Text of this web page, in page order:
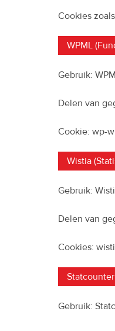
Cookies
WPML
Gebruik:
Delen van
Cookie: wp-
Wistia
Gebruik:
Delen van
Cookies:
Gebruik: